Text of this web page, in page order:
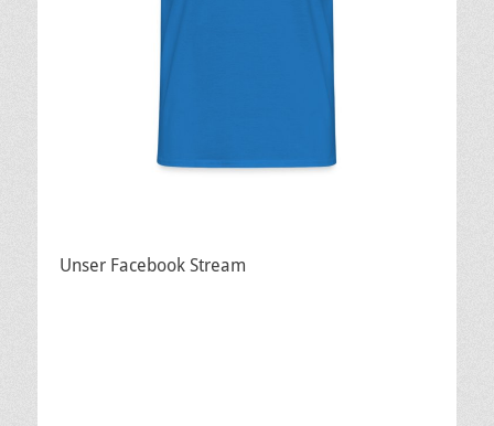
Unser Facebook Stream